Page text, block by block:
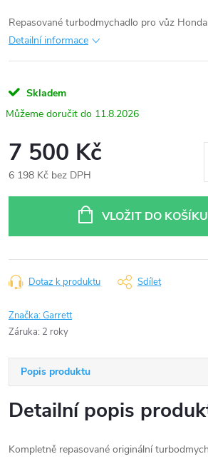
Repasované turbodmychadlo pro vůz
Detailní informace
Skladem
11.8.2026
7 500 Kč
6 198 Kč bez DPH
VLOŽIT DO KOŠÍKU
Dotaz k produktu Sdílet
Značka:Garrett
Záruka: 2 roky
Popis produktu
Detailní popis
Kompletně repasované originální